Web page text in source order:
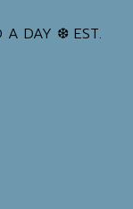
A DAY ❆ EST.